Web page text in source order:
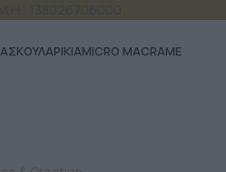
ΣΚΟΥΛΑΡΙΚΙΑMICRO MACRAME